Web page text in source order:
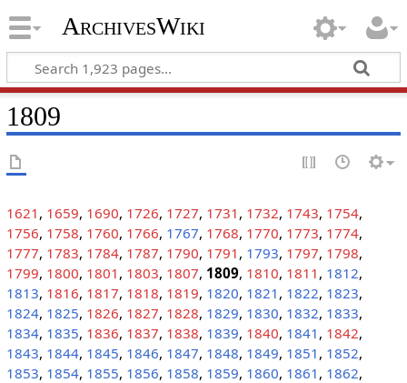
ArchivesWiki
1809
1621 , 1659, 1690, 1726, 1727, 1731 , 1732, 1743, 1754,
1756, 1758, 1760, 1766, 1767, 1768, 1770, 1773, 1774,
1777, 1783, 1784, 1787, 1790, 1791 , 1793, 1797, 1798,
1799, 1800, 1801 , 1803, 1807, 1809, 1810, 1811 , 1812,
1813, 1816, 1817, 1818, 1819, 1820, 1821 , 1822, 1823,
1824, 1825, 1826, 1827, 1828, 1829, 1830, 1832, 1833,
1834, 1835, 1836, 1837, 1838, 1839, 1840, 1841 , 1842,
1843, 1844, 1845, 1846, 1847, 1848, 1849, 1851 , 1852,
1853, 1854, 1855, 1856, 1858, 1859, 1860, 1861 , 1862,